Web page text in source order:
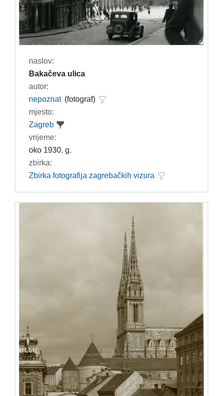
naslov:
Bakačeva ulica
autor:
nepoznat (fotograf)
mjesto:
Zagreb
vrijeme:
oko 1930. g.
zbirka:
Zbirka fotografija zagrebačkih vizura